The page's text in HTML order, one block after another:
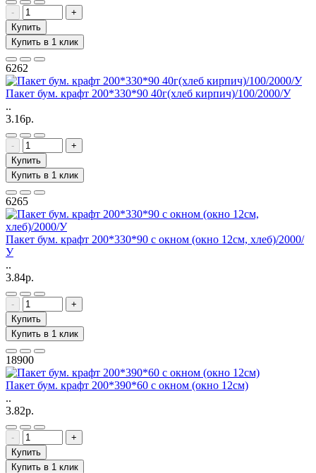
-
+
Купить
Купить в 1 клик
6262
Пакет бум. крафт 200*330*90 40г(хлеб кирпич)/100/2000/У
..
3.16р.
-
+
Купить
Купить в 1 клик
6265
Пакет бум. крафт 200*330*90 с окном (окно 12см, хлеб)/2000/
У
..
3.84р.
-
+
Купить
Купить в 1 клик
18900
Пакет бум. крафт 200*390*60 с окном (окно 12см)
..
3.82р.
-
+
Купить
Купить в 1 клик